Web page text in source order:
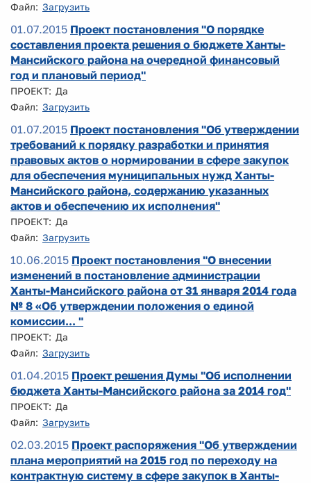
Файл: Загрузить
01.07.2015 Проект постановления "О порядке
составления проекта решения о бюджете Ханты-
Мансийского района на очередной финансовый
год и плановый период"
ПРОЕКТ: Да
Файл: Загрузить
01.07.2015 Проект постановления "Об утверждении
требований к порядку разработки и принятия
правовых актов о нормировании в сфере закупок
для обеспечения муниципальных нужд Ханты-
Мансийского района, содержанию указанных
актов и обеспечению их исполнения"
ПРОЕКТ: Да
Файл: Загрузить
10.06.2015 Проект постановления "О внесении
изменений в постановление администрации
Ханты-Мансийского района от 31 января 2014 года
№ 8 «Об утверждении положения о единой
комиссии... "
ПРОЕКТ: Да
Файл: Загрузить
01.04.2015 Проект решения Думы "Об исполнении
бюджета Ханты-Мансийского района за 2014 год"
ПРОЕКТ: Да
Файл: Загрузить
02.03.2015 Проект распоряжения "Об утверждении
плана мероприятий на 2015 год по переходу на
контрактную систему в сфере закупок в Ханты-